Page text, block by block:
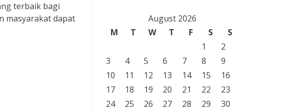
terbaik bagi
masyarakat dapat
August 2026
M
T W T F S
S
1
2
3
4 5 6 7 8
9
10
11 12 13 14 15
16
17
18 19 20 21 22
23
24
25 26 27 28 29
30